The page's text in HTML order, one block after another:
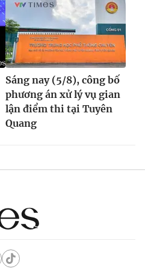
Sáng nay (5/8), công bố
phương án xử lý vụ gian
lận điểm thi tại Tuyên
Quang